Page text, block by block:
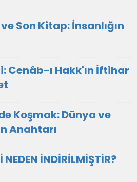
Son Kitap: İnsanlığın
Cenâb-ı Hakk'ın İftihar
Koşmak: Dünya ve
Anahtarı
NEDEN İNDİRİLMİŞTİR?